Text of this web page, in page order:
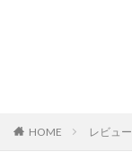
HOME レビュー